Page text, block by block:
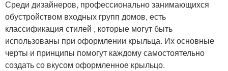
Среди дизайнеров, профессионально занимающихся
обустройством входных групп домов, есть
классификация стилей , которые могут быть
использованы при оформлении крыльца. Их основные
черты и принципы помогут каждому самостоятельно
создать со вкусом оформленное крыльцо.